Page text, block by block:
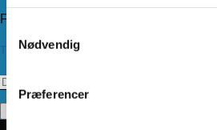
Nødvendig
Præferencer
Følg os
Tilmeld dig vores nyhedsbrev